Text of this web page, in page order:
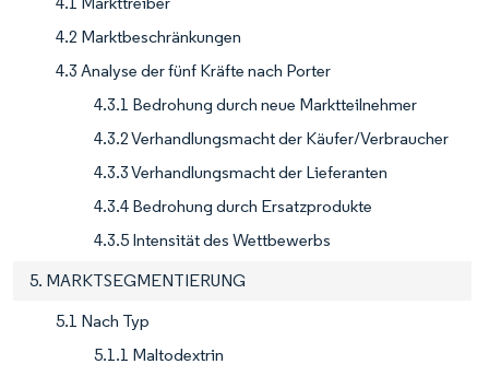
4.2 Marktbeschränkungen
4.3 Analyse der fünf Kräfte nach Porter
4.3.1 Bedrohung durch neue Marktteilnehmer
4.3.2 Verhandlungsmacht der Käufer/Verbraucher
4.3.3 Verhandlungsmacht der Lieferanten
4.3.4 Bedrohung durch Ersatzprodukte
4.3.5 Intensität des Wettbewerbs
5. MARKTSEGMENTIERUNG
5.1 Nach Typ
5.1.1 Maltodextrin